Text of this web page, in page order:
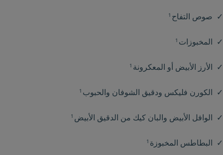
✓ صوص التفاح 1
✓ المخبوزات 1
✓ الأرز الأبيض أو المعكرونة 1
✓ الكورن فليكس ودقيق الشوفان والحبوب 1
✓ الوافل الأبيض والبان كيك من الدقيق الأبيض 1
✓ البطاطس المخبوزة 1